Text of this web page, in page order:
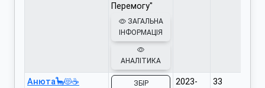
Перемогу"
ЗАГАЛЬНА
ІНФОРМАЦІЯ
АНАЛІТИКА
Анюта🦕😻☕️
ЗБІР
2023-
33